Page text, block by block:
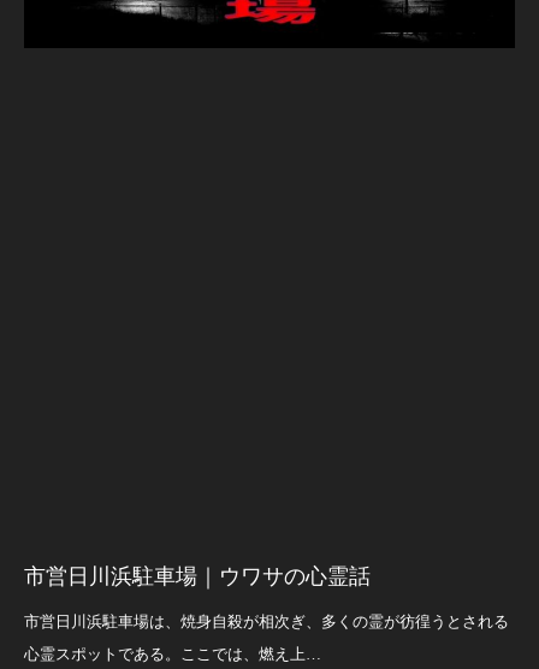
市営日川浜駐車場｜ウワサの心霊話
市営日川浜駐車場は、焼身自殺が相次ぎ、多くの霊が彷徨うとされる
心霊スポットである。ここでは、燃え上…